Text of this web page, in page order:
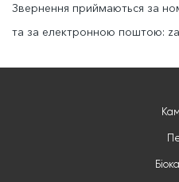
Звернення приймаються за
та за електронною поштою: